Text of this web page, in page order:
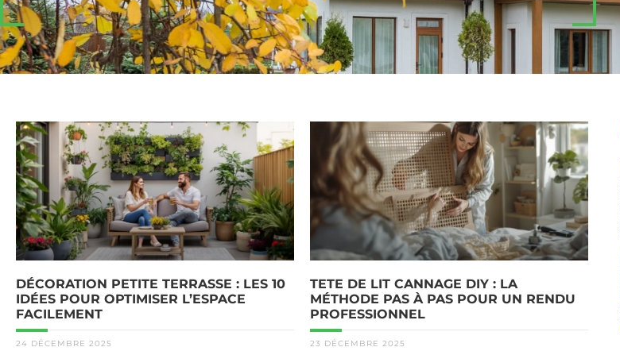
DÉCORATION PETITE TERRASSE : LES 10
IDÉES POUR OPTIMISER L’ESPACE
FACILEMENT
24 DÉCEMBRE 2025
TETE DE LIT CANNAGE DIY : LA
MÉTHODE PAS À PAS POUR UN RENDU
PROFESSIONNEL
23 DÉCEMBRE 2025